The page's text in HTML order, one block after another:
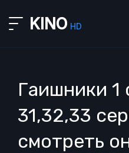
KINO HD
Гаишники 1
31,32,33
смотреть